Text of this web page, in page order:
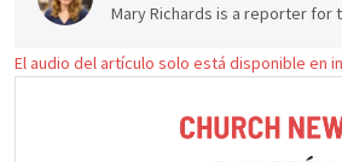
Mary Richards is a reporter for
El audio del artículo solo está disponible en